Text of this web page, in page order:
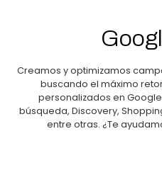
Creamos y optimizamos
buscando el máximo
personalizados en
búsqueda, Discovery,
entre otras. ¿Te